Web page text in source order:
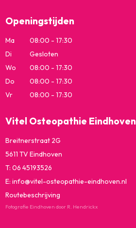
Openingstijden
Ma
08:00 - 17:30
Di
Gesloten
Wo
08:00 - 17:30
Do
08:00 - 17:30
Vr
08:00 - 17:30
Vitel Osteopathie Eindhoven
Breitnerstraat 2G
5611 TV Eindhoven
T: 06 45193526
E: info@vitel-osteopathie-eindhoven.nl
Routebeschrijving
Fotografie Eindhoven door R. Hendrickx